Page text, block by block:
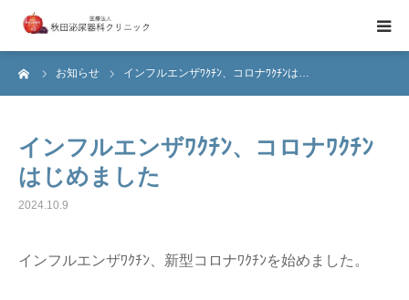
お知らせ インフルエンザﾜｸﾁﾝ、コロナﾜｸﾁﾝは…
インフルエンザﾜｸﾁﾝ、コロナﾜｸﾁﾝ
はじめました
2024.10.9
インフルエンザﾜｸﾁﾝ、新型コロナﾜｸﾁﾝを始めました。
当院のご紹介
医師紹介